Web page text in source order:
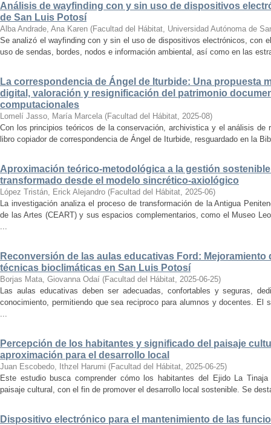
Análisis de wayfinding con y sin uso de dispositivos
de San Luis Potosí
Alba Andrade, Ana Karen (Facultad del Hábitat, Universidad Autónoma de
Se analizó el wayfinding con y sin el uso de dispositivos electrónicos, con
uso de sendas, bordes, nodos e información ambiental, así como en las
La correspondencia de Ángel de Iturbide: Una propuesta
digital, valoración y resignificación del patrimonio
computacionales
Lomelí Jasso, María Marcela (Facultad del Hábitat, 2025-08)
Con los principios teóricos de la conservación, archivistica y el análisis de
libro copiador de correspondencia de Ángel de Iturbide, resguardado en la
Aproximación teórico-metodológica a la gestión
transformado desde el modelo sincrético-axiológico
López Tristán, Erick Alejandro (Facultad del Hábitat, 2025-06)
La investigación analiza el proceso de transformación de la Antigua
de las Artes (CEART) y sus espacios complementarios, como el Museo
...
Reconversión de las aulas educativas Ford:
técnicas bioclimáticas en San Luis Potosí
Borjas Mata, Giovanna Odaí (Facultad del Hábitat, 2025-06-25)
Las aulas educativas deben ser adecuadas, confortables y seguras,
conocimiento, permitiendo que sea reciproco para alumnos y docentes. El
...
Percepción de los habitantes y significado del paisaje
aproximación para el desarrollo local
Juan Escobedo, Ithzel Harumi (Facultad del Hábitat, 2025-06-25)
Este estudio busca comprender cómo los habitantes del Ejido La
paisaje cultural, con el fin de promover el desarrollo local sostenible. Se
Dispositivo electrónico para el mantenimiento de las